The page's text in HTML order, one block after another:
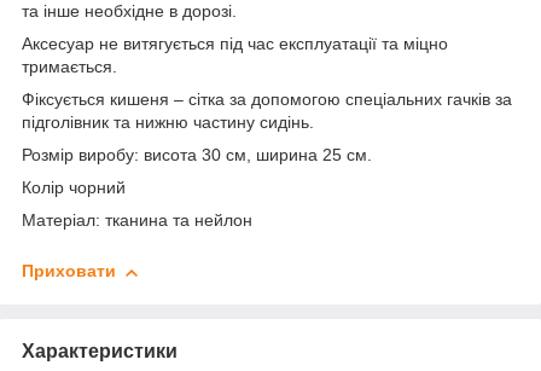
та інше необхідне в дорозі.
Аксесуар не витягується під час експлуатації та міцно
тримається.
Фіксується кишеня – сітка за допомогою спеціальних гачків за
підголівник та нижню частину сидінь.
Розмір виробу: висота 30 см, ширина 25 см.
Колір чорний
Матеріал: тканина та нейлон
Приховати
Характеристики